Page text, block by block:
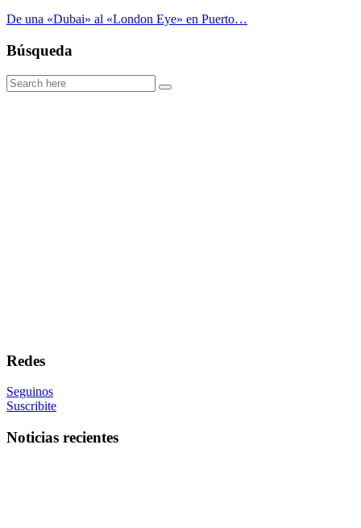
De una «Dubai» al «London Eye» en Puerto…
Búsqueda
Redes
Seguinos
Suscribite
Noticias recientes